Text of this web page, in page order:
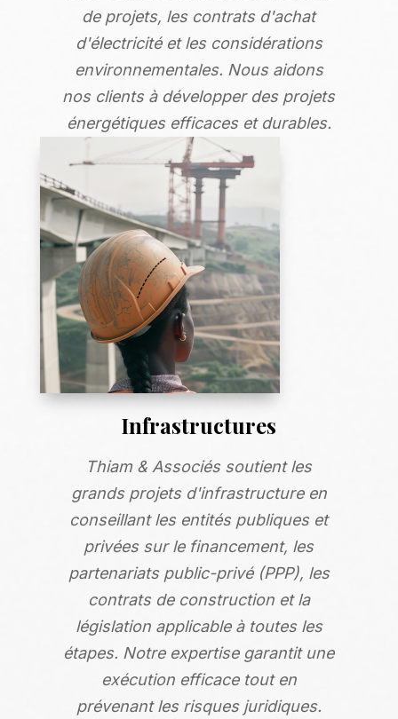
de projets, les contrats d'achat
d'électricité et les considérations
environnementales. Nous aidons
nos clients à développer des projets
énergétiques efficaces et durables.
Infrastructures
Thiam & Associés soutient les
grands projets d'infrastructure en
conseillant les entités publiques et
privées sur le financement, les
partenariats public-privé (PPP), les
contrats de construction et la
législation applicable à toutes les
étapes. Notre expertise garantit une
exécution efficace tout en
prévenant les risques juridiques.